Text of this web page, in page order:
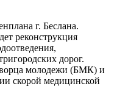
г. Беслана.
реконструкция
дорог.
молодежи (БМК) и
скорой медицинской